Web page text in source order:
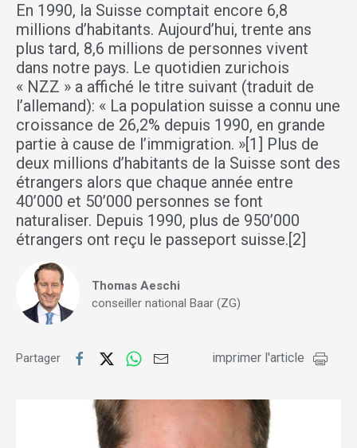
En 1990, la Suisse comptait encore 6,8
millions d’habitants. Aujourd’hui, trente ans
plus tard, 8,6 millions de personnes vivent
dans notre pays. Le quotidien zurichois
« NZZ » a affiché le titre suivant (traduit de
l’allemand): « La population suisse a connu une
croissance de 26,2% depuis 1990, en grande
partie à cause de l’immigration. »[1] Plus de
deux millions d’habitants de la Suisse sont des
étrangers alors que chaque année entre
40’000 et 50’000 personnes se font
naturaliser. Depuis 1990, plus de 950’000
étrangers ont reçu le passeport suisse.[2]
Thomas Aeschi
conseiller national Baar (ZG)
Partager imprimer l'article